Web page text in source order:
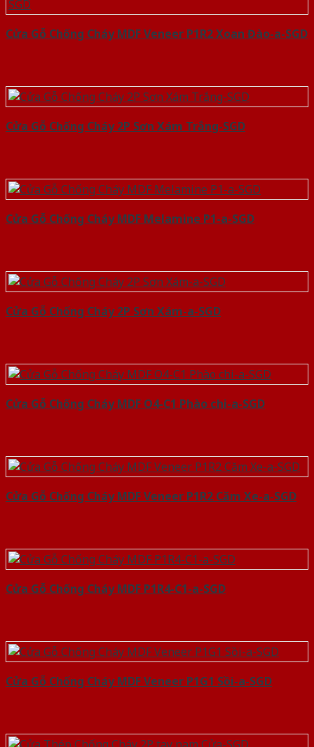
Cửa Gỗ Chống Cháy MDF Veneer P1R2 Xoan Đào-a-SGD
Cửa Gỗ Chống Cháy 2P Sơn Xám Trắng-SGD
Cửa Gỗ Chống Cháy MDF Melamine P1-a-SGD
Cửa Gỗ Chống Cháy 2P Sơn Xám-a-SGD
Cửa Gỗ Chống Cháy MDF O4-C1 Phào chi-a-SGD
Cửa Gỗ Chống Cháy MDF Veneer P1R2 Căm Xe-a-SGD
Cửa Gỗ Chống Cháy MDF P1R4-C1-a-SGD
Cửa Gỗ Chống Cháy MDF Veneer P1G1 Sồi-a-SGD